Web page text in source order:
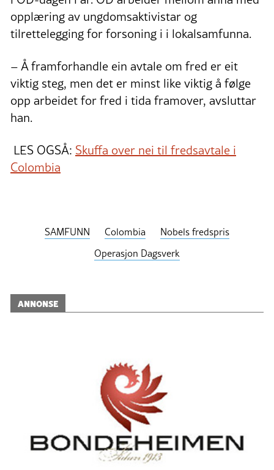
opplæring av ungdomsaktivistar og
tilrettelegging for forsoning i i lokalsamfunna.
– Å framforhandle ein avtale om fred er eit
viktig steg, men det er minst like viktig å følge
opp arbeidet for fred i tida framover, avsluttar
han.
LES OGSÅ: Skuffa over nei til fredsavtale i
Colombia
SAMFUNN Colombia
Nobels fredspris
Operasjon Dagsverk
ANNONSE